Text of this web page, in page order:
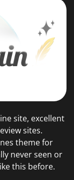
site, excellent
sites.
theme for
never seen or
this before.